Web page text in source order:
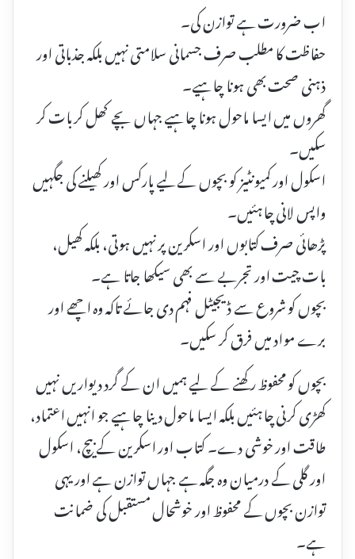
اب ضرورت ہے توازن کی۔
حفاظت کا مطلب صرف جسمانی سلامتی نہیں بلکہ جذباتی اور
ذہنی صحت بھی ہونا چاہیے۔
گھروں میں ایسا ماحول ہونا چاہیے جہاں بچے کھل کر بات کر
سکیں۔
اسکول اور کمیونٹیز کو بچوں کے لیے پارکس اور کھیلنے کی جگہیں
واپس لانی چاہئیں۔
پڑھائی صرف کتابوں اور اسکرین پر نہیں ہوتی، بلکہ کھیل،
بات چیت اور تجربے سے بھی سیکھا جاتا ہے۔
بچوں کو شروع سے ڈیجیٹل فہم دی جائے تاکہ وہ اچھے اور
برے مواد میں فرق کر سکیں۔
بچوں کو محفوظ رکھنے کے لیے ہمیں ان کے گرد دیواریں نہیں
کھڑی کرنی چاہئیں بلکہ ایسا ماحول دینا چاہیے جو انہیں اعتماد،
طاقت اور خوشی دے۔ کتاب اور اسکرین کے بیچ، اسکول
اور گلی کے درمیان وہ جگہ ہے جہاں توازن ہے اور یہی
توازن بچوں کے محفوظ اور خوشحال مستقبل کی ضمانت
ہے۔